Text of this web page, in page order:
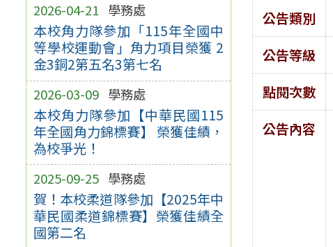
2026-04-21 學務處
本校角力隊參加「115年全國中
等學校運動會」角力項目榮獲 2
金3銅2第五名3第七名
2026-03-09 學務處
本校角力隊參加【中華民國115
年全國角力錦標賽】 榮獲佳績，
為校爭光！
2025-09-25 學務處
賀！本校柔道隊參加【2025年中
華民國柔道錦標賽】榮獲佳績全
國第二名
公告類別
公告等級
點閱次數
公告內容